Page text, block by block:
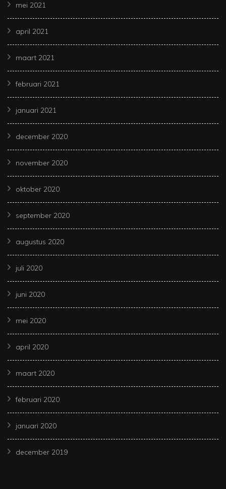
mei 2021
april 2021
maart 2021
februari 2021
januari 2021
december 2020
november 2020
oktober 2020
september 2020
augustus 2020
juli 2020
juni 2020
mei 2020
april 2020
maart 2020
februari 2020
januari 2020
december 2019